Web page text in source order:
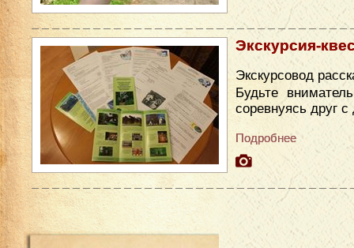
Экскурсия-
Экскурсовод
Будьте
соревнуясь друг
Подробнее